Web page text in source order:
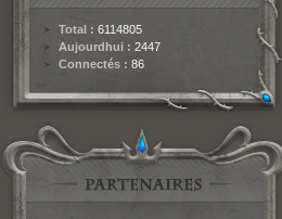
Total : 6114805
Aujourdhui : 2447
Connectés : 86